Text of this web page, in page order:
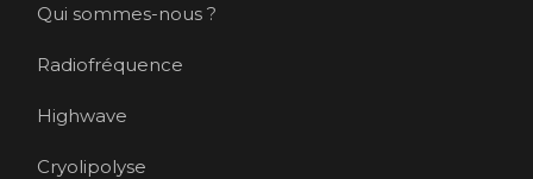
Qui sommes-nous ?
Radiofréquence
Highwave
Cryolipolyse